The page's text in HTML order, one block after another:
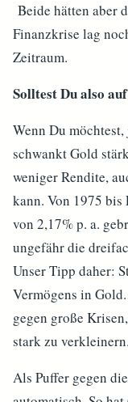
Beide hätten aber
Finanzkrise lag
Zeitraum.
Solltest Du also
Wenn Du
schwankt Gold
weniger Rendite,
kann. Von 1975 bis
von 2,17% p. a.
ungefähr die
Unser Tipp daher:
Vermögens in
gegen große
stark zu verkleinern.
Als Puffer gegen